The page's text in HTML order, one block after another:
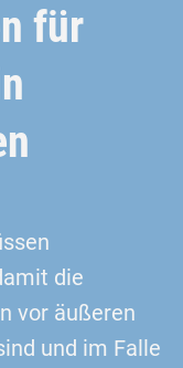
für
die
vor äußeren
und im Falle